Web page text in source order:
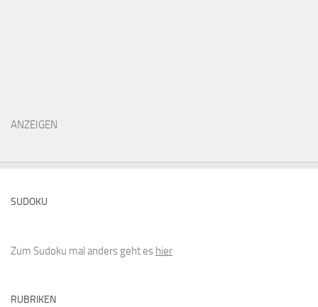
ANZEIGEN
SUDOKU
Zum Sudoku mal anders geht es hier
RUBRIKEN